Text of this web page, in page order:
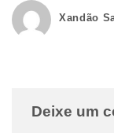
Xandão
Deixe um